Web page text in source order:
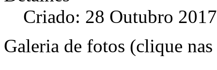
Criado: 28 Outubro 2017
Galeria de fotos (clique